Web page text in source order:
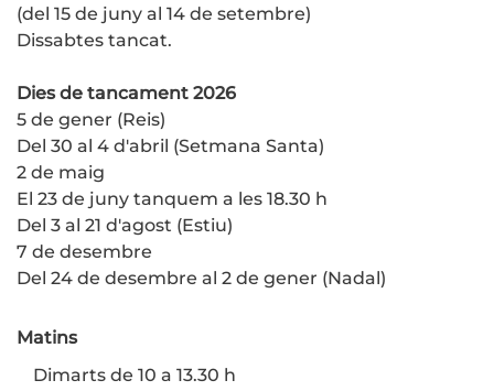
(del 15 de juny al 14 de setembre)
Dissabtes tancat.
Dies de tancament 2026
5 de gener (Reis)
Del 30 al 4 d'abril (Setmana Santa)
2 de maig
El 23 de juny tanquem a les 18.30 h
Del 3 al 21 d'agost (Estiu)
7 de desembre
Del 24 de desembre al 2 de gener (Nadal)
Matins
Dimarts de 10 a 13.30 h